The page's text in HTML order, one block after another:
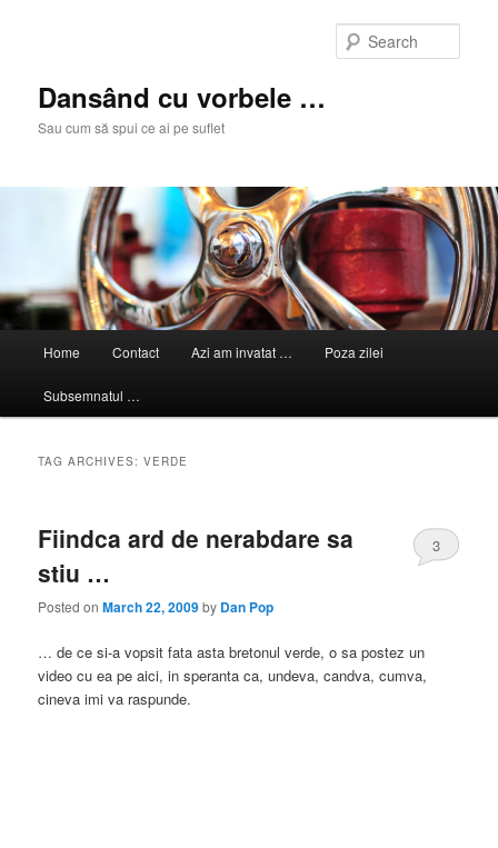
Dansând cu vorbele …
Sau cum să spui ce ai pe suflet
Home Contact Azi am invatat … Poza zilei
Subsemnatul …
TAG ARCHIVES:VERDE
Fiindca ard de nerabdare sa
stiu …
Posted onMarch 22, 2009by Dan Pop
3
… de ce si-a vopsit fata asta bretonul verde, o sa postez un
video cu ea pe aici, in speranta ca, undeva, candva, cumva,
cineva imi va raspunde.